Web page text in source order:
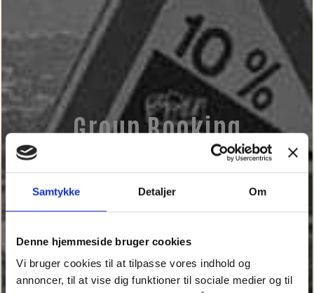
Samtykke Detaljer Om
Denne hjemmeside bruger cookies
Vi bruger cookies til at tilpasse vores indhold og
annoncer, til at vise dig funktioner til sociale medier og til
Group Booking